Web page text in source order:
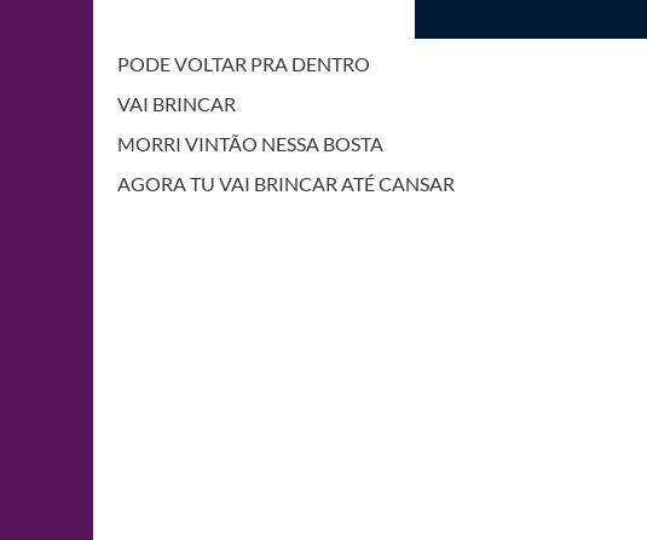
PODE VOLTAR PRA DENTRO
VAI BRINCAR
MORRI VINTÃO NESSA BOSTA
AGORA TU VAI BRINCAR ATÉ CANSAR